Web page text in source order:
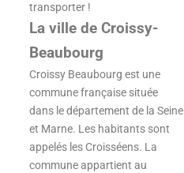
transporter !
La ville de Croissy-
Beaubourg
Croissy Beaubourg est une
commune française située
dans le département de la Seine
et Marne. Les habitants sont
appelés les Croisséens. La
commune appartient au